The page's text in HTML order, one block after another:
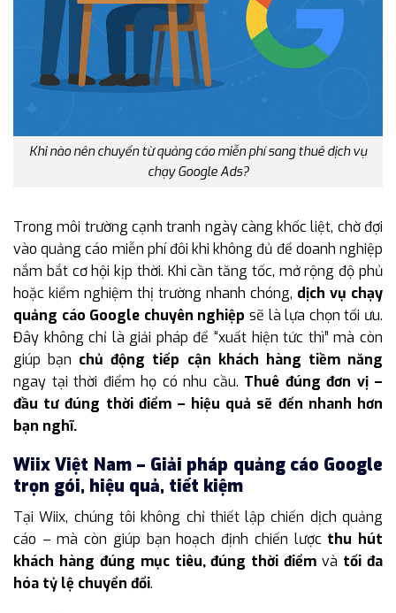
Khi nào nên chuyển từ quảng cáo miễn phí sang thuê dịch vụ
chạy Google Ads?
Trong môi trường cạnh tranh ngày càng khốc liệt, chờ đợi
vào quảng cáo miễn phí đôi khi không đủ để doanh nghiệp
nắm bắt cơ hội kịp thời. Khi cần tăng tốc, mở rộng độ phủ
hoặc kiểm nghiệm thị trường nhanh chóng, dịch vụ chạy
quảng cáo Google chuyên nghiệp sẽ là lựa chọn tối ưu.
Đây không chỉ là giải pháp để “xuất hiện tức thì” mà còn
giúp bạn chủ động tiếp cận khách hàng tiềm năng
ngay tại thời điểm họ có nhu cầu. Thuê đúng đơn vị –
đầu tư đúng thời điểm – hiệu quả sẽ đến nhanh hơn
bạn nghĩ.
Wiix Việt Nam – Giải pháp quảng cáo Google
trọn gói, hiệu quả, tiết kiệm
Tại Wiix, chúng tôi không chỉ thiết lập chiến dịch quảng
cáo – mà còn giúp bạn hoạch định chiến lược thu hút
khách hàng đúng mục tiêu, đúng thời điểm và tối đa
hóa tỷ lệ chuyển đổi.